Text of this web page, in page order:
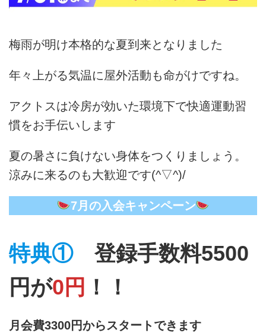
梅雨が明け本格的な夏到来となりました
年々上がる気温に屋外活動も命がけですね。
アクトスは冷房が効いた環境下で快適運動習
慣をお手伝いします
夏の暑さに負けない身体をつくりましょう。
涼みに来るのも大歓迎です(^▽^)/
7月の入会キャンペーン
特典①登録手数料5500
円が0円 ！！
月会費3300円からスタートできます